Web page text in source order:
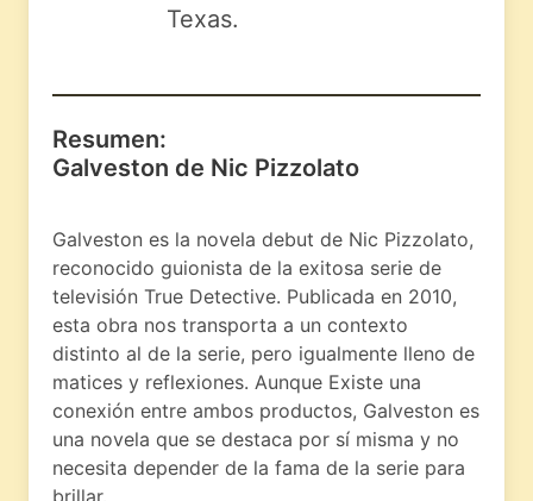
Texas.
Resumen:
Galveston de Nic Pizzolato
Galveston es la novela debut de Nic Pizzolato,
reconocido guionista de la exitosa serie de
televisión True Detective. Publicada en 2010,
esta obra nos transporta a un contexto
distinto al de la serie, pero igualmente lleno de
matices y reflexiones. Aunque Existe una
conexión entre ambos productos, Galveston es
una novela que se destaca por sí misma y no
necesita depender de la fama de la serie para
brillar.